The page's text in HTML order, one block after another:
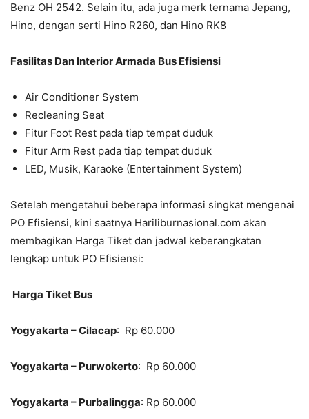
Benz OH 2542. Selain itu, ada juga merk ternama Jepang,
Hino, dengan serti Hino R260, dan Hino RK8
Fasilitas Dan Interior Armada Bus Efisiensi
Air Conditioner System
Recleaning Seat
Fitur Foot Rest pada tiap tempat duduk
Fitur Arm Rest pada tiap tempat duduk
LED, Musik, Karaoke (Entertainment System)
Setelah mengetahui beberapa informasi singkat mengenai
PO Efisiensi, kini saatnya Hariliburnasional.com akan
membagikan Harga Tiket dan jadwal keberangkatan
lengkap untuk PO Efisiensi:
Harga Tiket Bus
Yogyakarta – Cilacap: Rp 60.000
Yogyakarta – Purwokerto: Rp 60.000
Yogyakarta – Purbalingga: Rp 60.000